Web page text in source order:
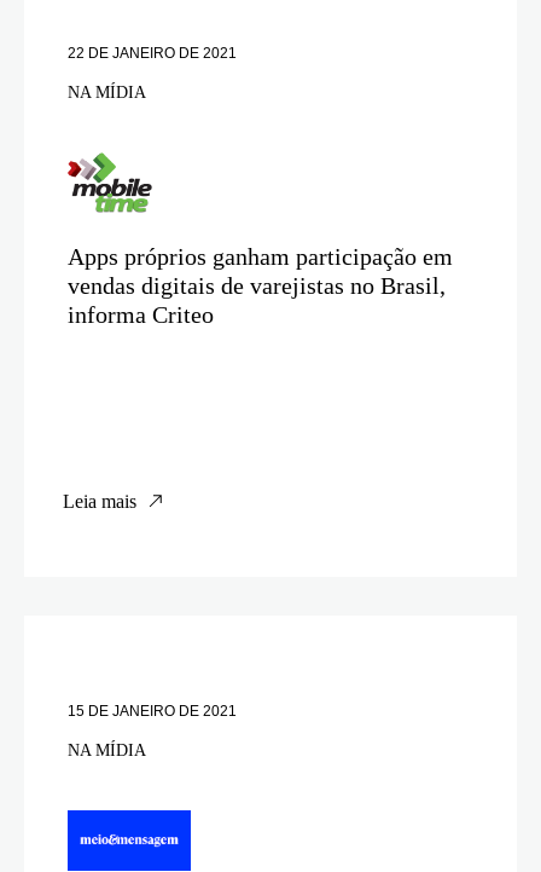
22 DE JANEIRO DE 2021
NA MÍDIA
Apps próprios ganham participação em
vendas digitais de varejistas no Brasil,
informa Criteo
Leia mais
15 DE JANEIRO DE 2021
NA MÍDIA